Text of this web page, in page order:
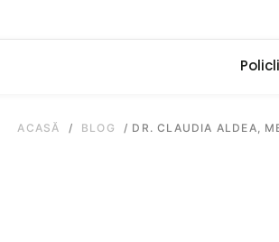
ACASĂ / BLOG / DR. CLAUDIA ALDEA,